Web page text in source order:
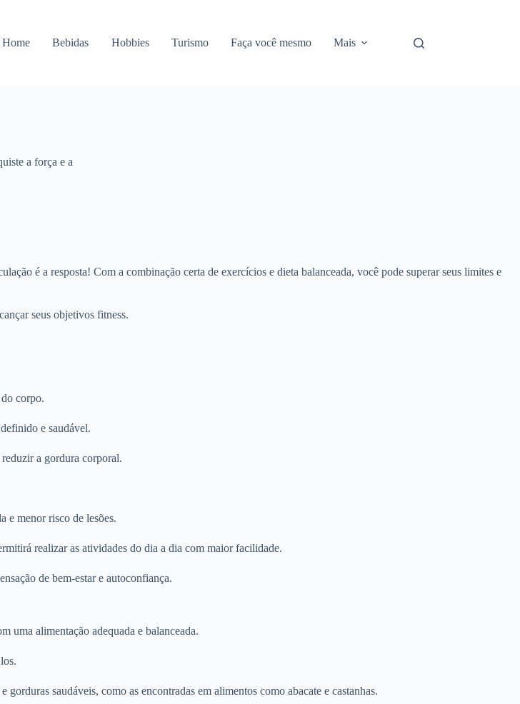
Home Bebidas Hobbies Turismo Faça você mesmo Mais
a força e a
é a resposta! Com a combinação certa de exercícios e dieta balanceada, você pode superar seus limites e
seus objetivos fitness.
corpo.
e saudável.
reduzir a gordura corporal.
e menor risco de lesões.
realizar as atividades do dia a dia com maior facilidade.
de bem-estar e autoconfiança.
uma alimentação adequada e balanceada.
saudáveis, como as encontradas em alimentos como abacate e castanhas.